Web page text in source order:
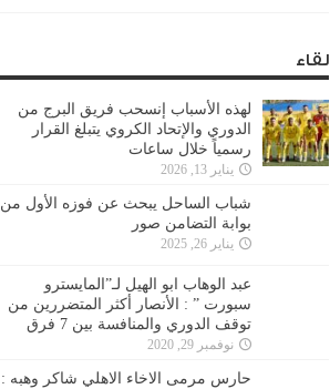
لقاء
لهذه الأسباب إنسحب فريق البرج من
الدوري والإتحاد الكروي يتبلغ القرار
رسمياً خلال ساعات
يناير 13, 2026
شباب الساحل يبحث عن فوزه الأول من
بوابة التضامن صور
يناير 26, 2025
عبد الوهاب ابو الهيل لـ”المايسترو
سبورت ” : الأنصار أكثر المتضررين من
توقف الدوري والمنافسة بين 7 فرق
نوفمبر 29, 2020
حارس مرمى الاخاء الاهلي شاكر وهبه :